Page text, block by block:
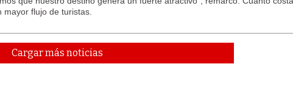
flujo de turistas.
Cargar más noticias